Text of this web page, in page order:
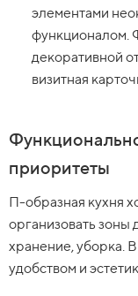
элементами
функционалом.
декоративной
визитная
приоритеты
П-образная кухня
организовать зоны
хранение, уборка.
удобством и